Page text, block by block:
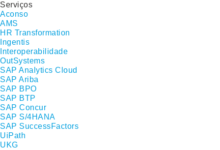
Serviços
Aconso
AMS
HR Transformation
Ingentis
Interoperabilidade
OutSystems
SAP Analytics Cloud
SAP Ariba
SAP BPO
SAP BTP
SAP Concur
SAP S/4HANA
SAP SuccessFactors
UiPath
UKG